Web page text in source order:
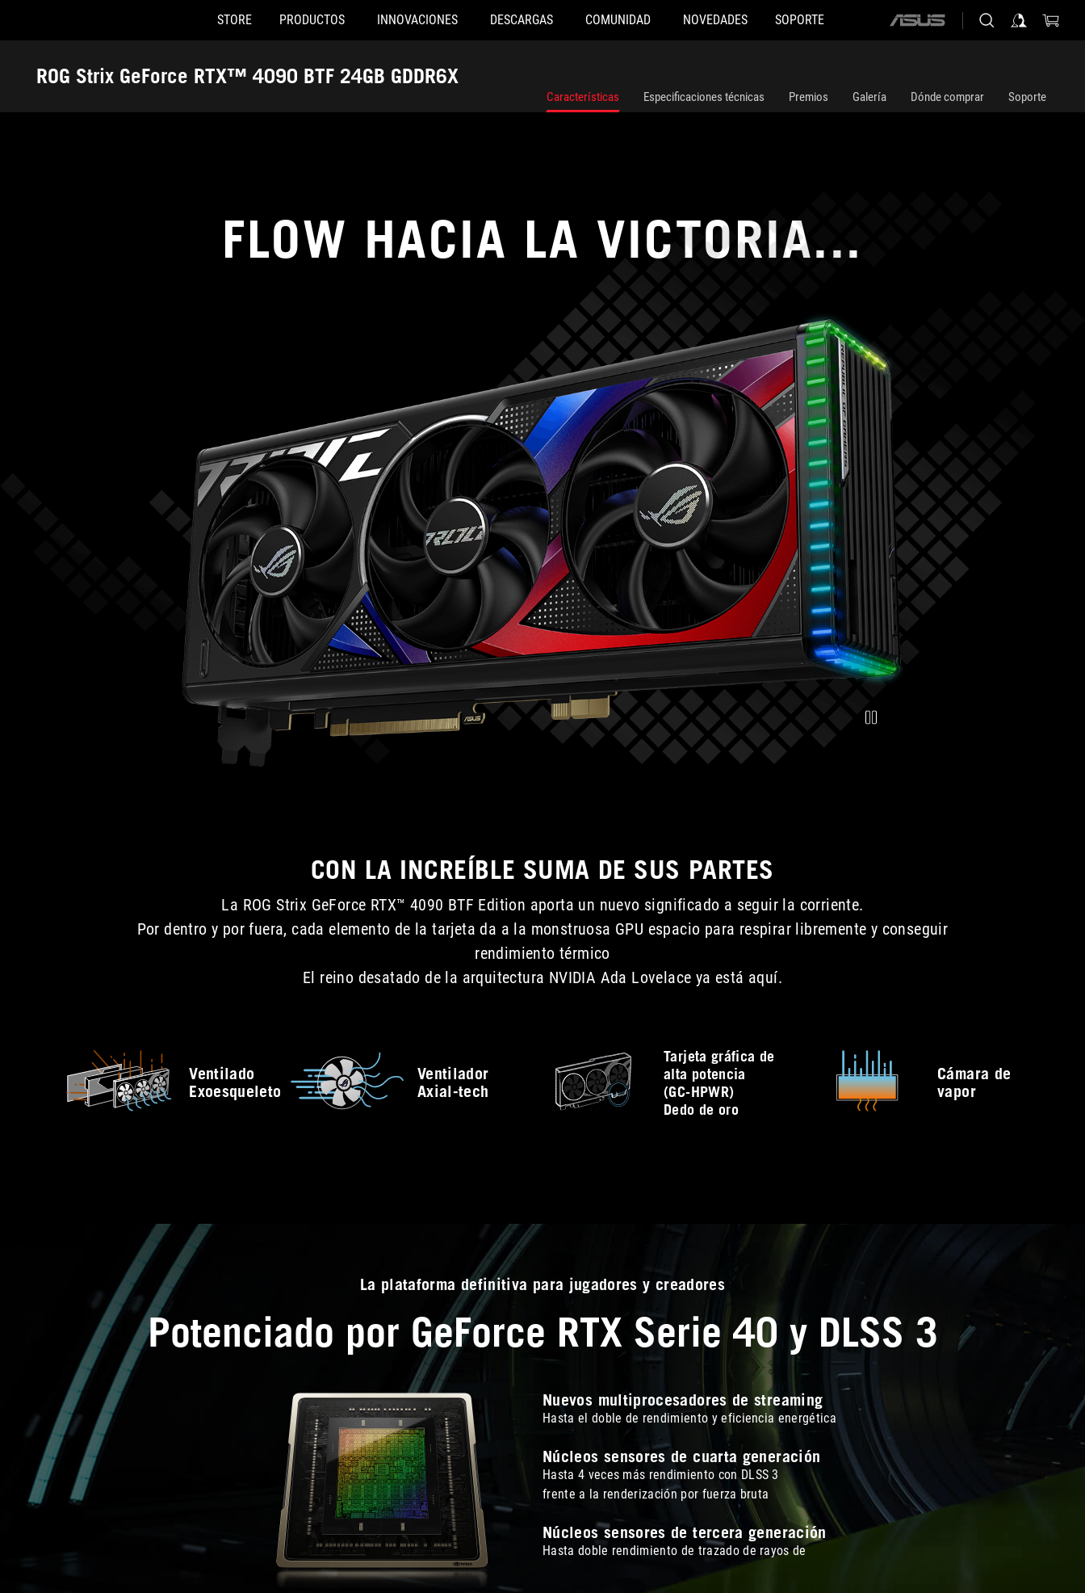
Accessibility links
STORE PRODUCTOS INNOVACIONES DESCARGAS COMUNIDAD NOVEDADES SOPORTE
ASUS
ROG Strix GeForce RTX™ 4090 BTF 24GB GDDR6X
Características Especificaciones técnicas Premios Galería Dónde comprar Soporte
FLOW HACIA LA VICTORIA...
CON LA INCREÍBLE SUMA DE SUS PARTES
La ROG Strix GeForce RTX™ 4090 BTF Edition aporta un nuevo significado a seguir la corriente.
Por dentro y por fuera, cada elemento de la tarjeta da a la monstruosa GPU espacio para respirar libremente y conseguir
rendimiento térmico
El reino desatado de la arquitectura NVIDIA Ada Lovelace ya está aquí.
Ventilado
Exoesqueleto
Ventilador
Axial-tech
Tarjeta gráfica de
alta potencia
(GC-HPWR)
Dedo de oro
Cámara de
vapor
La plataforma definitiva para jugadores y creadores
Potenciado por GeForce RTX Serie 40 y DLSS 3
Nuevos multiprocesadores de streaming
Hasta el doble de rendimiento y eficiencia energética
Núcleos sensores de cuarta generación
Hasta 4 veces más rendimiento con DLSS 3
frente a la renderización por fuerza bruta
Núcleos sensores de tercera generación
Hasta doble rendimiento de trazado de rayos de